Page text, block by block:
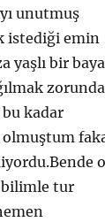
unutmuş
istediği emin
yaşlı bir
zorunda
bu kadar
olmuştum
o
tur